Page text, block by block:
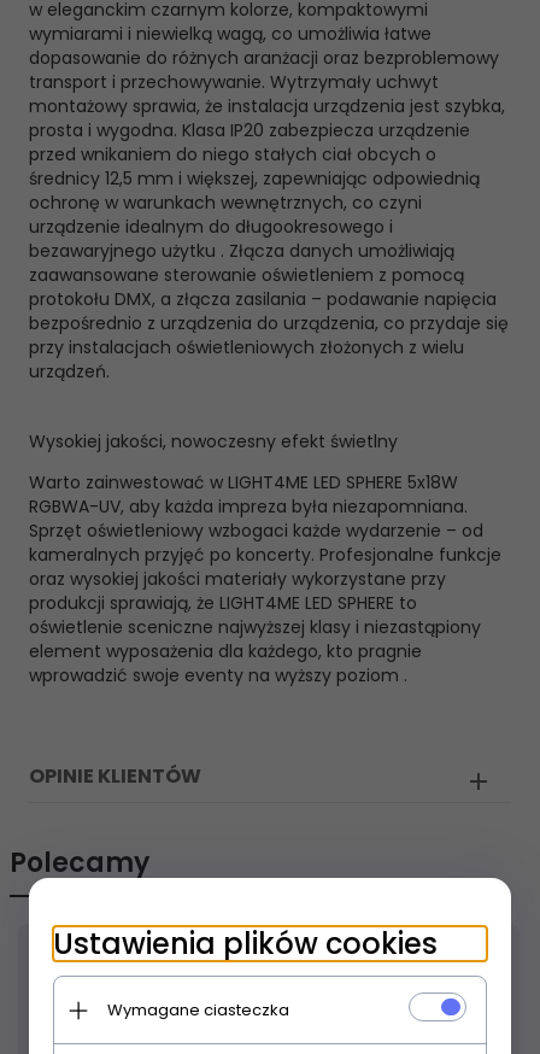
w eleganckim czarnym kolorze, kompaktowymi
wymiarami i niewielką wagą, co umożliwia łatwe
dopasowanie do różnych aranżacji oraz bezproblemowy
transport i przechowywanie. Wytrzymały uchwyt
montażowy sprawia, że instalacja urządzenia jest szybka,
prosta i wygodna. Klasa IP20 zabezpiecza urządzenie
przed wnikaniem do niego stałych ciał obcych o
średnicy 12,5 mm i większej, zapewniając odpowiednią
ochronę w warunkach wewnętrznych, co czyni
urządzenie idealnym do długookresowego i
bezawaryjnego użytku . Złącza danych umożliwiają
zaawansowane sterowanie oświetleniem z pomocą
protokołu DMX, a złącza zasilania – podawanie napięcia
bezpośrednio z urządzenia do urządzenia, co przydaje się
przy instalacjach oświetleniowych złożonych z wielu
urządzeń.
Wysokiej jakości, nowoczesny efekt świetlny
Warto zainwestować w LIGHT4ME LED SPHERE 5x18W
RGBWA-UV, aby każda impreza była niezapomniana.
Sprzęt oświetleniowy wzbogaci każde wydarzenie – od
kameralnych przyjęć po koncerty. Profesjonalne funkcje
oraz wysokiej jakości materiały wykorzystane przy
produkcji sprawiają, że LIGHT4ME LED SPHERE to
oświetlenie sceniczne najwyższej klasy i niezastąpiony
element wyposażenia dla każdego, kto pragnie
wprowadzić swoje eventy na wyższy poziom .
OPINIE KLIENTÓW
Polecamy
Ustawienia plików cookies
Wymagane ciasteczka